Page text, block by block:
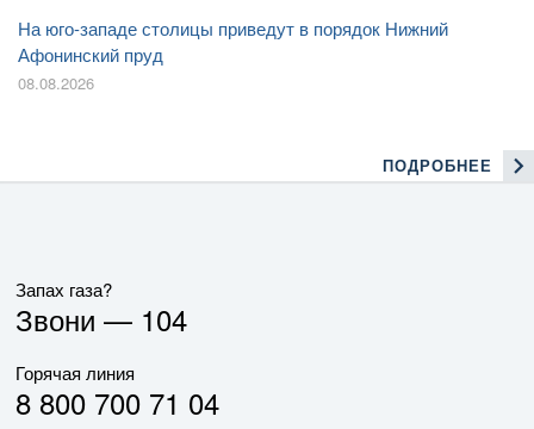
На юго-западе столицы приведут в порядок Нижний
Афонинский пруд
08.08.2026
ПОДРОБНЕЕ
Запах газа?
Звони — 104
Горячая линия
8 800 700 71 04